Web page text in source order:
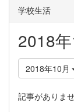
学校生活
2018
2018年10月
記事がありませ